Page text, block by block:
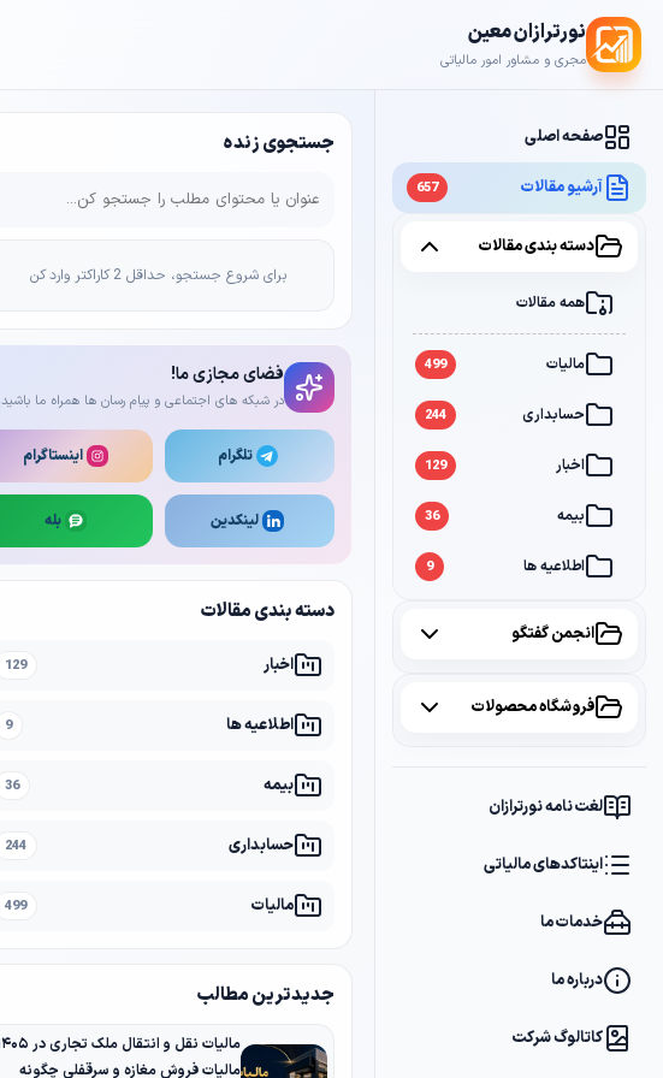
نورترازان معین
مجری و مشاور امور مالیاتی
صفحه اصلی
آرشیو مقالات 657
دسته بندی مقالات
همه مقالات
مالیات 499
حسابداری 244
اخبار 129
بیمه 36
اطلاعیه ها 9
انجمن گفتگو
سامانه مودیان
بانک
فروشگاه محصولات
پکیج DVD آموزشی
کتاب ها
فایل های دانلودی
لغت نامه نورترازان
اینتاکدهای مالیاتی
خدمات ما
درباره ما
کاتالوگ شرکت
جستجوی زنده
برای شروع جستجو، حداقل 2 کاراکتر وارد کن
فضای مجازی ما!
در شبکه های اجتماعی و پیام رسان ها همراه ما باشید
تلگرام اینستاگرام
لینکدین بله
دسته بندی مقالات
اخبار 129
اطلاعیه ها 9
بیمه 36
حسابداری 244
مالیات 499
جدیدترین مطالب
مالیات فروش مغازه و سرقفلی چگونه